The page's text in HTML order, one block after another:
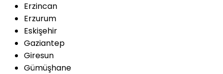
Erzincan
Erzurum
Eskişehir
Gaziantep
Giresun
Gümüşhane